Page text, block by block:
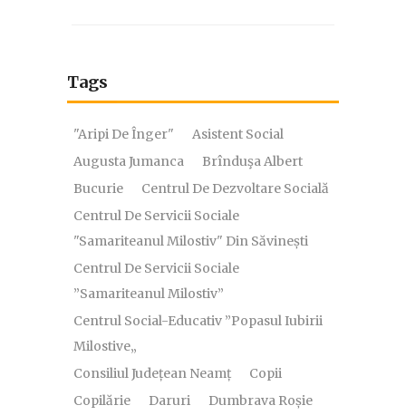
Tags
"Aripi De Înger"
Asistent Social
Augusta Jumanca
Brînduşa Albert
Bucurie
Centrul De Dezvoltare Socială
Centrul De Servicii Sociale
"Samariteanul Milostiv" Din Săvinești
Centrul De Servicii Sociale
”Samariteanul Milostiv”
Centrul Social-Educativ ”Popasul Iubirii
Milostive„
Consiliul Județean Neamț
Copii
Copilărie
Daruri
Dumbrava Roșie